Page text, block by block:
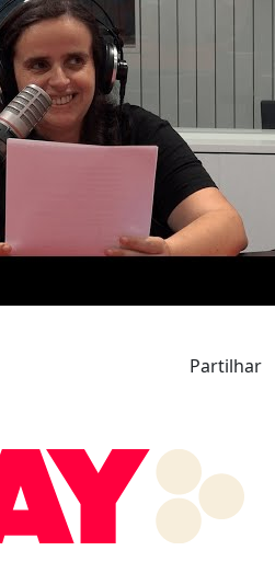
Partilhar